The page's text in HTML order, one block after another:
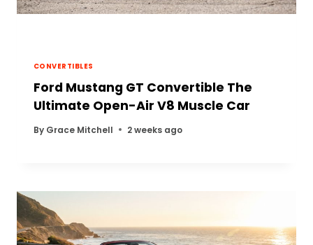
CONVERTIBLES
Ford Mustang GT Convertible The
Ultimate Open-Air V8 Muscle Car
By Grace Mitchell 2 weeks ago